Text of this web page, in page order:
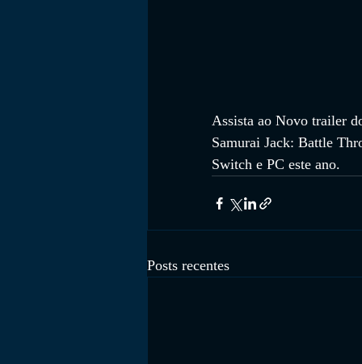
Assista ao Novo trailer
Samurai Jack: Battle
Switch e PC este ano.
Posts recentes